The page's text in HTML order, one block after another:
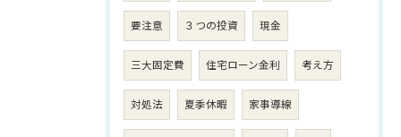
要注意 ３つの投資 現金
三大固定費 住宅ローン金利 考え方
対処法 夏季休暇 家事導線